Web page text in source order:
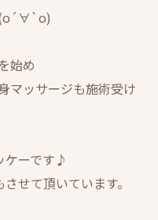
(о´∀`о)
始め
マッサージも施術受け
ケーです♪
せて頂いています。